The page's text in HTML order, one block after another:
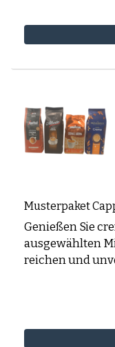
Musterpaket
Genießen Sie
ausgewählten
reichen und